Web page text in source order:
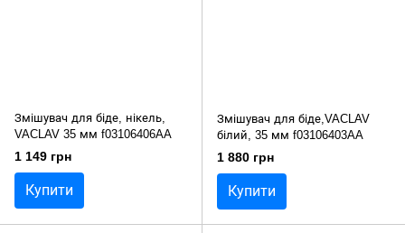
Змішувач для біде, нікель,
VACLAV 35 мм f03106406AA
1 149 грн
Купити
Змішувач для біде,VACLAV
білий, 35 мм f03106403AA
1 880 грн
Купити